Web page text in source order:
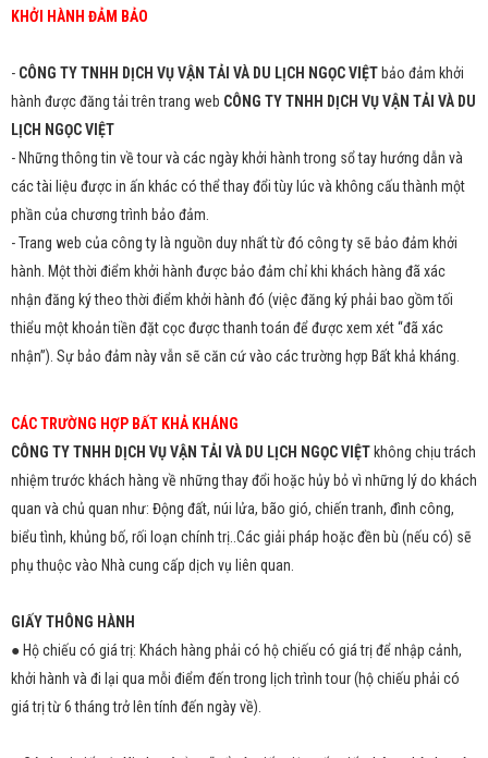
KHỞI HÀNH ĐẢM BẢO
- CÔNG TY TNHH DỊCH VỤ VẬN TẢI VÀ DU LỊCH NGỌC VIỆT bảo đảm khởi
hành được đăng tải trên trang web CÔNG TY TNHH DỊCH VỤ VẬN TẢI VÀ DU
LỊCH NGỌC VIỆT
- Những thông tin về tour và các ngày khởi hành trong sổ tay hướng dẫn và
các tài liệu được in ấn khác có thể thay đổi tùy lúc và không cấu thành một
phần của chương trình bảo đảm.
- Trang web của công ty là nguồn duy nhất từ đó công ty sẽ bảo đảm khởi
hành. Một thời điểm khởi hành được bảo đảm chỉ khi khách hàng đã xác
nhận đăng ký theo thời điểm khởi hành đó (việc đăng ký phải bao gồm tối
thiểu một khoản tiền đặt cọc được thanh toán để được xem xét “đã xác
nhận”). Sự bảo đảm này vẫn sẽ căn cứ vào các trường hợp Bất khả kháng.
CÁC TRƯỜNG HỢP BẤT KHẢ KHÁNG
CÔNG TY TNHH DỊCH VỤ VẬN TẢI VÀ DU LỊCH NGỌC VIỆT không chịu trách
nhiệm trước khách hàng về những thay đổi hoặc hủy bỏ vì những lý do khách
quan và chủ quan như: Động đất, núi lửa, bão gió, chiến tranh, đình công,
biểu tình, khủng bố, rối loạn chính trị..Các giải pháp hoặc đền bù (nếu có) sẽ
phụ thuộc vào Nhà cung cấp dịch vụ liên quan.
GIẤY THÔNG HÀNH
● Hộ chiếu có giá trị: Khách hàng phải có hộ chiếu có giá trị để nhập cảnh,
khởi hành và đi lại qua mỗi điểm đến trong lịch trình tour (hộ chiếu phải có
giá trị từ 6 tháng trở lên tính đến ngày về).